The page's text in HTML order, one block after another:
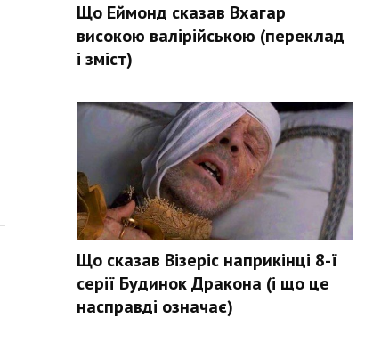
Що Еймонд сказав Вхагар
високою валірійською (переклад
і зміст)
Що сказав Візеріс наприкінці 8-ї
серії Будинок Дракона (і що це
насправді означає)